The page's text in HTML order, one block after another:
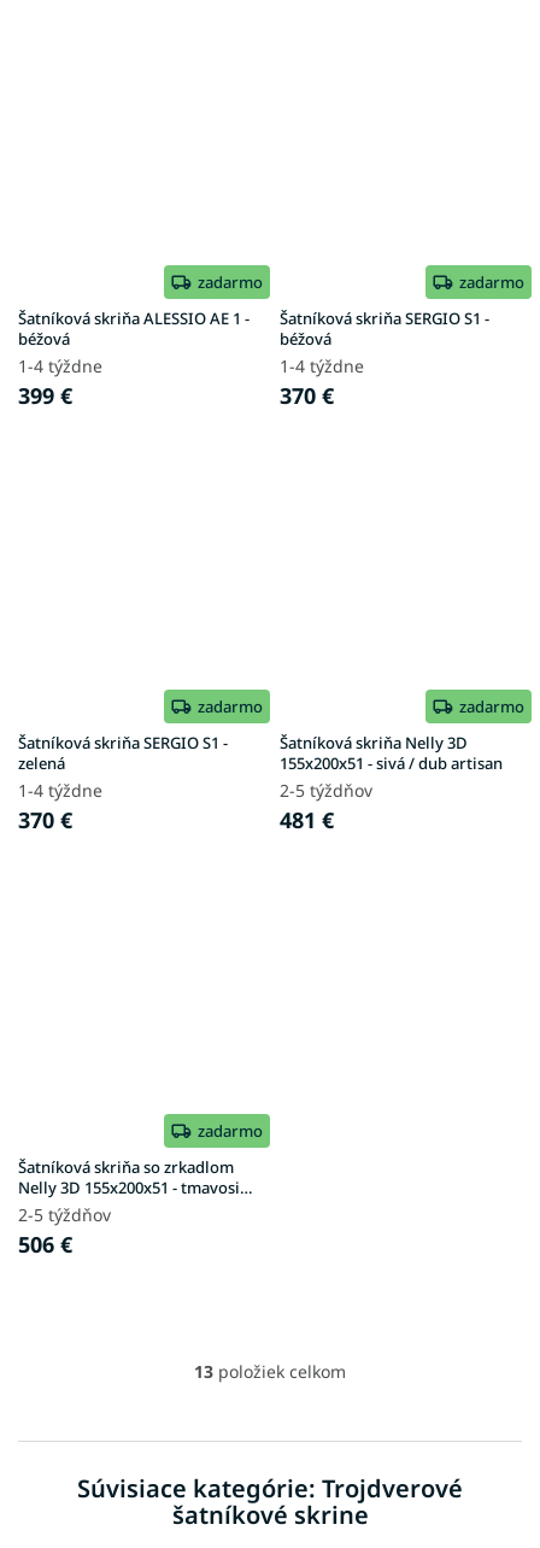
zadarmo
Šatníková skriňa ALESSIO AE 1 -
béžová
1-4 týždne
399 €
zadarmo
Šatníková skriňa SERGIO S1 -
béžová
1-4 týždne
370 €
zadarmo
Šatníková skriňa SERGIO S1 -
zelená
1-4 týždne
370 €
zadarmo
Šatníková skriňa Nelly 3D
155x200x51 - sivá / dub artisan
2-5 týždňov
481 €
zadarmo
Šatníková skriňa so zrkadlom
Nelly 3D 155x200x51 - tmavosivá
/ dub artisan
2-5 týždňov
506 €
O
á
d
a
c
13 položiek celkom
Súvisiace kategórie: Trojdverové
šatníkové skrine